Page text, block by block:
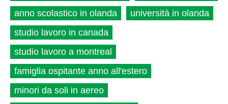
anno scolastico in olanda
università in olanda
studio lavoro in canada
studio lavoro a montreal
famiglia ospitante anno all'estero
minori da soli in aereo